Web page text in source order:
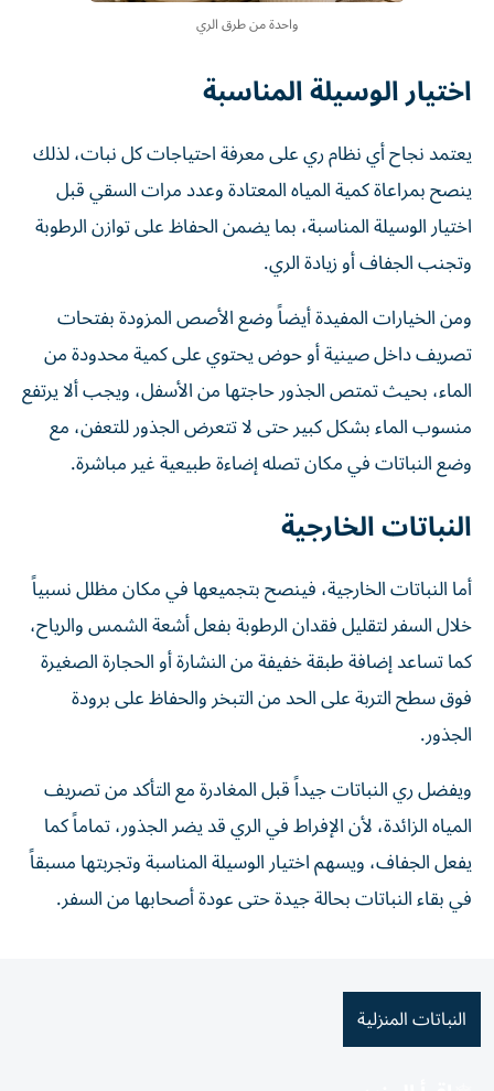
واحدة من طرق الري
اختيار الوسيلة المناسبة
يعتمد نجاح أي نظام ري على معرفة احتياجات كل نبات، لذلك
ينصح بمراعاة كمية المياه المعتادة وعدد مرات السقي قبل
اختيار الوسيلة المناسبة، بما يضمن الحفاظ على توازن الرطوبة
وتجنب الجفاف أو زيادة الري.
ومن الخيارات المفيدة أيضاً وضع الأصص المزودة بفتحات
تصريف داخل صينية أو حوض يحتوي على كمية محدودة من
الماء، بحيث تمتص الجذور حاجتها من الأسفل، ويجب ألا يرتفع
منسوب الماء بشكل كبير حتى لا تتعرض الجذور للتعفن، مع
وضع النباتات في مكان تصله إضاءة طبيعية غير مباشرة.
النباتات الخارجية
أما النباتات الخارجية، فينصح بتجميعها في مكان مظلل نسبياً
خلال السفر لتقليل فقدان الرطوبة بفعل أشعة الشمس والرياح،
كما تساعد إضافة طبقة خفيفة من النشارة أو الحجارة الصغيرة
فوق سطح التربة على الحد من التبخر والحفاظ على برودة
الجذور.
ويفضل ري النباتات جيداً قبل المغادرة مع التأكد من تصريف
المياه الزائدة، لأن الإفراط في الري قد يضر الجذور، تماماً كما
يفعل الجفاف، ويسهم اختيار الوسيلة المناسبة وتجربتها مسبقاً
في بقاء النباتات بحالة جيدة حتى عودة أصحابها من السفر.
النباتات المنزلية